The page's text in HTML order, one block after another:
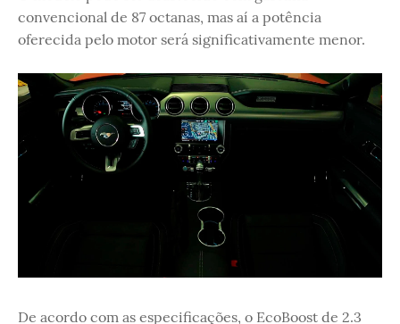
convencional de 87 octanas, mas aí a potência
oferecida pelo motor será significativamente menor.
De acordo com as especificações, o EcoBoost de 2.3